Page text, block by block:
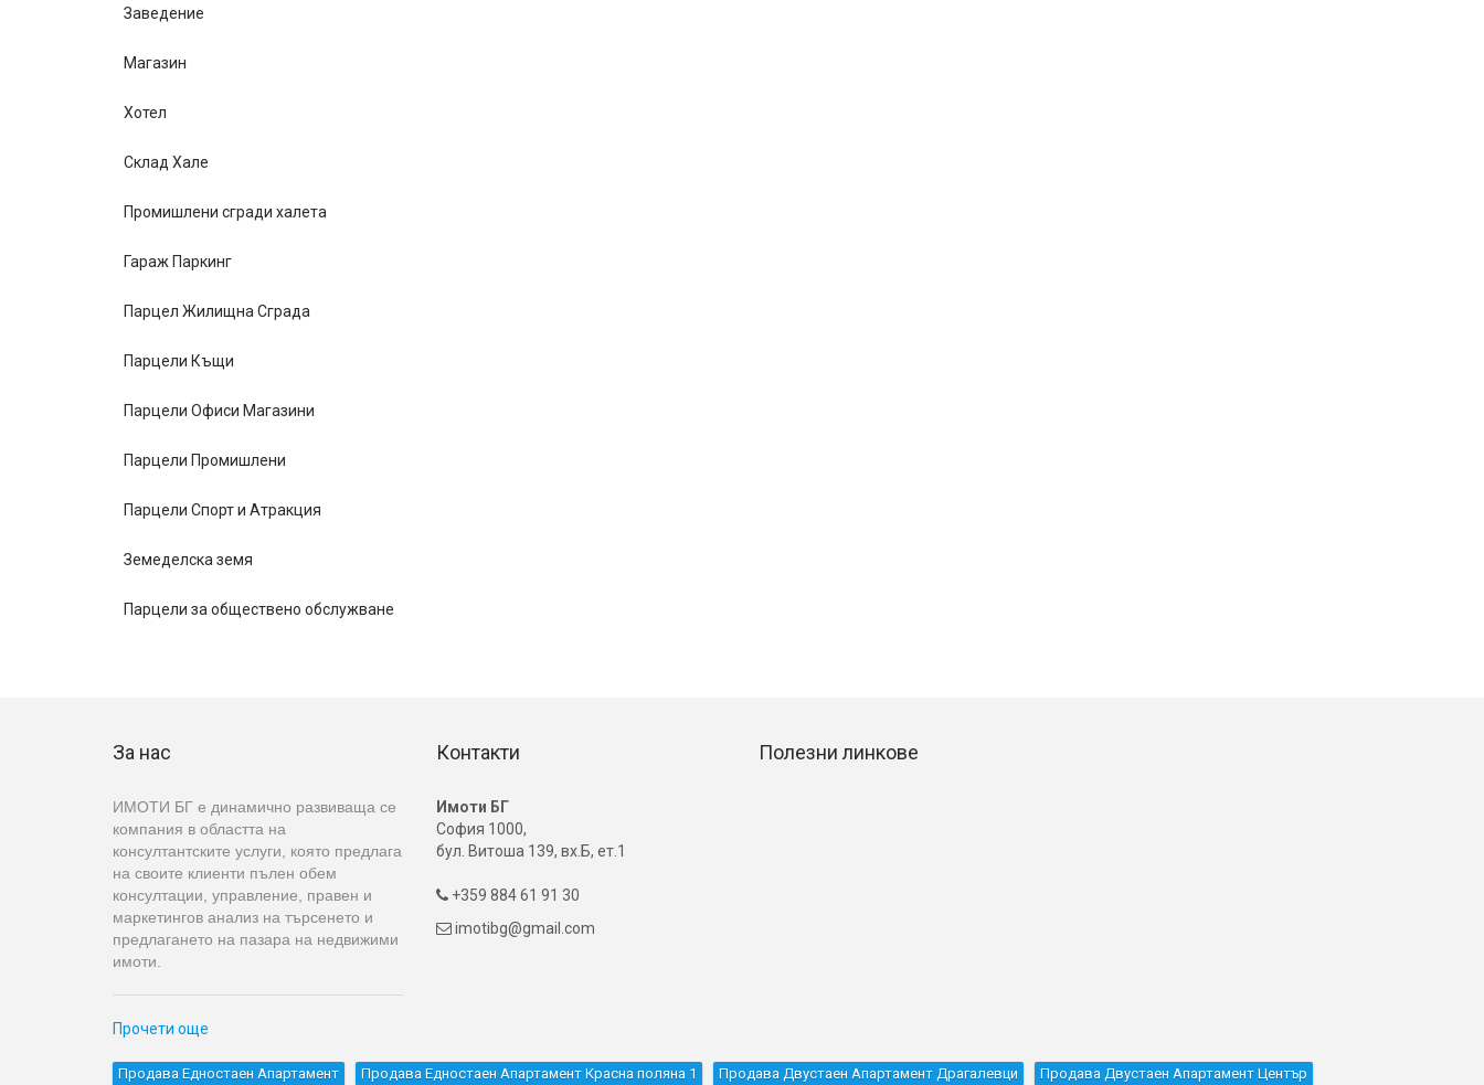
Заведение
Магазин
Хотел
Склад Хале
Промишлени сгради халета
Гараж Паркинг
Парцел Жилищна Сграда
Парцели Къщи
Парцели Офиси Магазини
Парцели Промишлени
Парцели Спорт и Атракция
Земеделска земя
Парцели за обществено обслужване
За нас
ИМОТИ БГ е динамично развиваща се
компания в областта на
консултантските услуги, която предлага
на своите клиенти пълен обем
консултации, управление, правен и
маркетингов анализ на търсенето и
предлагането на пазара на недвижими
имоти.
Прочети още
Контакти
Имоти БГ
София 1000,
бул. Витоша 139, вх.Б, ет.1
+359 884 61 91 30
 imotibg@gmail.com
Полезни линкове
Продава Едностаен Апартамент Продава Едностаен Апартамент Красна поляна 1 Продава Двустаен Апартамент Драгалевци Продава Двустаен Апартамент Център